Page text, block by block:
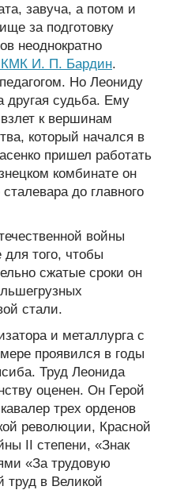
завуча, а потом и
за подготовку
неоднократно
КМК И. П. Бардин.
Но Леониду
другая судьба. Ему
к вершинам
который начался в
пришел работать
комбинате он
до главного
войны
того, чтобы
сжатые сроки он
стали.
и металлурга с
проявился в годы
Труд Леонида
оценен. Он Герой
трех орденов
революции, Красной
II степени, «Знак
«За трудовую
труд в Великой